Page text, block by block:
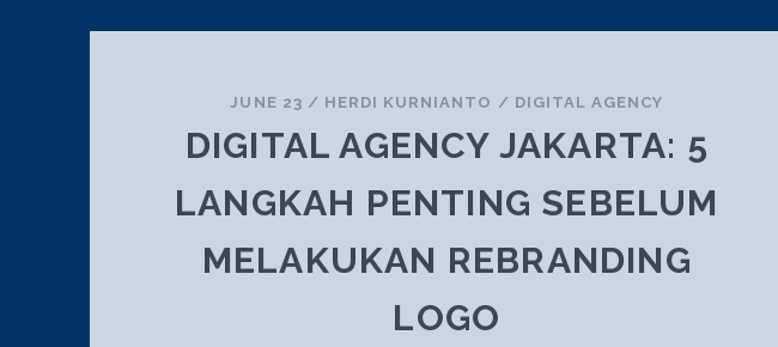
JUNE 23 / HERDI KURNIANTO / DIGITAL AGENCY
DIGITAL AGENCY JAKARTA: 5
LANGKAH PENTING SEBELUM
MELAKUKAN REBRANDING
LOGO